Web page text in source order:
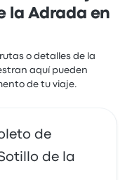
la Adrada en
o detalles de la
aquí pueden
de tu viaje.
de
de la